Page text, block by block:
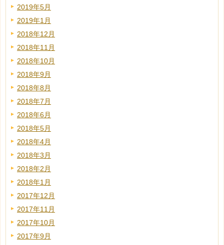
2019年5月
2019年1月
2018年12月
2018年11月
2018年10月
2018年9月
2018年8月
2018年7月
2018年6月
2018年5月
2018年4月
2018年3月
2018年2月
2018年1月
2017年12月
2017年11月
2017年10月
2017年9月